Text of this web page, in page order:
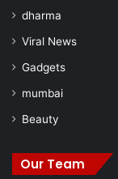
dharma
Viral News
Gadgets
mumbai
Beauty
Our Team